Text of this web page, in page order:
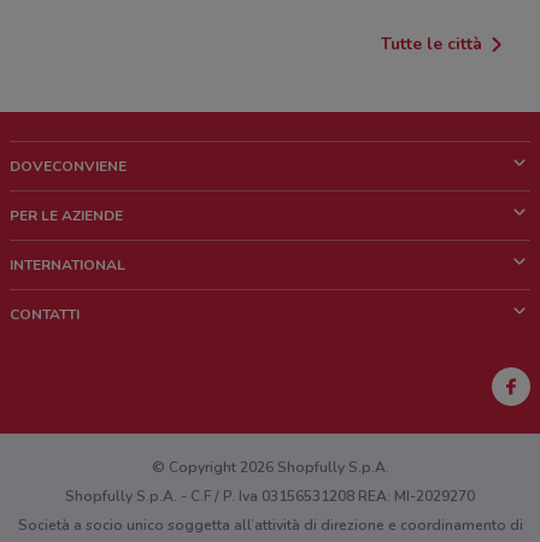
Tutte le città
DOVECONVIENE
Chi siamo
Lavora con noi
PER LE AZIENDE
Richieste commerciali e marketing
INTERNATIONAL
CONTATTI
Hai un malfunzionamento sul web o sull'app?
© Copyright 2026 Shopfully S.p.A.
Shopfully S.p.A. - C.F / P. Iva 03156531208 REA: MI-2029270
Società a socio unico soggetta all’attività di direzione e coordinamento di